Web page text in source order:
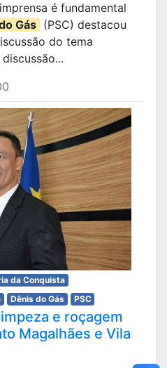
é fundamental
Gás (PSC) destacou
do tema
da Conquista
Dênis do Gás PSC
e roçagem
Magalhães e Vila